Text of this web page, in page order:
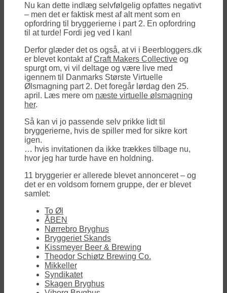
Nu kan dette indlæg selvfølgelig opfattes negativt
– men det er faktisk mest af alt ment som en
opfordring til bryggerierne i part 2. En opfordring
til at turde! Fordi jeg ved I kan!
Derfor glæder det os også, at vi i Beerbloggers.dk
er blevet kontakt afCraft Makers Collective og
spurgt om, vi vil deltage og være live med
igennem til Danmarks Største Virtuelle
Ølsmagning part 2. Det foregår lørdag den 25.
april. Læs mere om næste virtuelle ølsmagning
her.
Så kan vi jo passende selv prikke lidt til
bryggerierne, hvis de spiller med for sikre kort
igen.
… hvis invitationen da ikke trækkes tilbage nu,
hvor jeg har turde have en holdning.
11 bryggerier er allerede blevet annonceret – og
det er en voldsom fornem gruppe, der er blevet
samlet:
To Øl
ÅBEN
Nørrebro Bryghus
Bryggeriet Skands
Kissmeyer Beer & Brewing
Theodor Schiøtz Brewing Co.
Mikkeller
Syndikatet
Skagen Bryghus